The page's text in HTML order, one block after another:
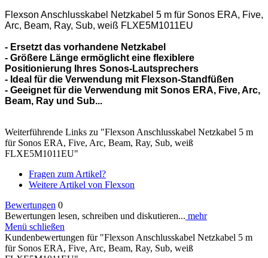
Flexson Anschlusskabel Netzkabel 5 m für Sonos ERA, Five,
Arc, Beam, Ray, Sub, weiß FLXE5M1011EU
- Ersetzt das vorhandene Netzkabel
- Größere Länge ermöglicht eine flexiblere
Positionierung Ihres Sonos-Lautsprechers
- Ideal für die Verwendung mit Flexson-Standfüßen
- Geeignet für die Verwendung mit Sonos ERA, Five, Arc,
Beam, Ray und Sub...
Weiterführende Links zu "Flexson Anschlusskabel Netzkabel 5 m
für Sonos ERA, Five, Arc, Beam, Ray, Sub, weiß
FLXE5M1011EU"
Fragen zum Artikel?
Weitere Artikel von Flexson
Bewertungen 0
Bewertungen lesen, schreiben und diskutieren... mehr
Menü schließen
Kundenbewertungen für "Flexson Anschlusskabel Netzkabel 5 m
für Sonos ERA, Five, Arc, Beam, Ray, Sub, weiß